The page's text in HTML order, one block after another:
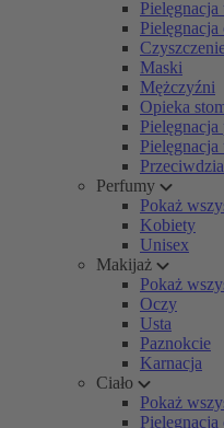
Pielęgnacja
Maski
Mężczyźni
Opieka
Pielęgnacja
Pielęgnacja
Perfumy
Pokaż
Kobiety
Unisex
Makijaż
Pokaż
Oczy
Usta
Paznokcie
Karnacja
Ciało
Pokaż
Pielęgnacja